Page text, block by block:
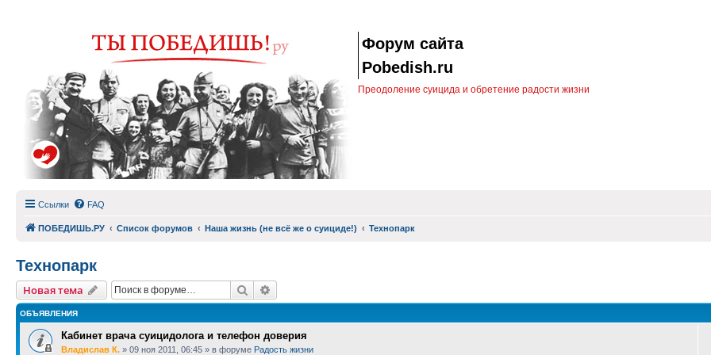
Форум сайта
Pobedish.ru
Преодоление суицида и обретение радости жизни
Ссылки FAQ
ПОБЕДИШЬ.РУ Список форумов Наша жизнь (не всё же о суициде!) Технопарк
Технопарк
Новая тема Поиск
ОБЪЯВЛЕНИЯ
Кабинет врача суицидолога и телефон доверия
Владислав К. » 09 ноя 2011, 06:45 » в форуме Радость жизни